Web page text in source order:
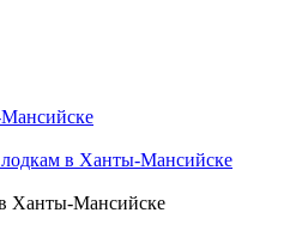
в Ханты-Мансийске
Ханты-Мансийске